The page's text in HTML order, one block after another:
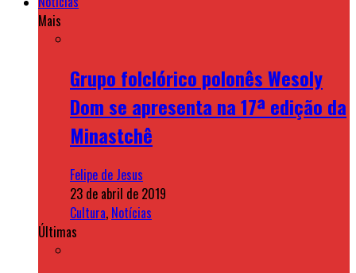
Mais
Grupo folclórico polonês Wesoly
Dom se apresenta na 17ª edição da
Minastchê
Felipe de Jesus
23 de abril de 2019
Cultura, Notícias
Últimas